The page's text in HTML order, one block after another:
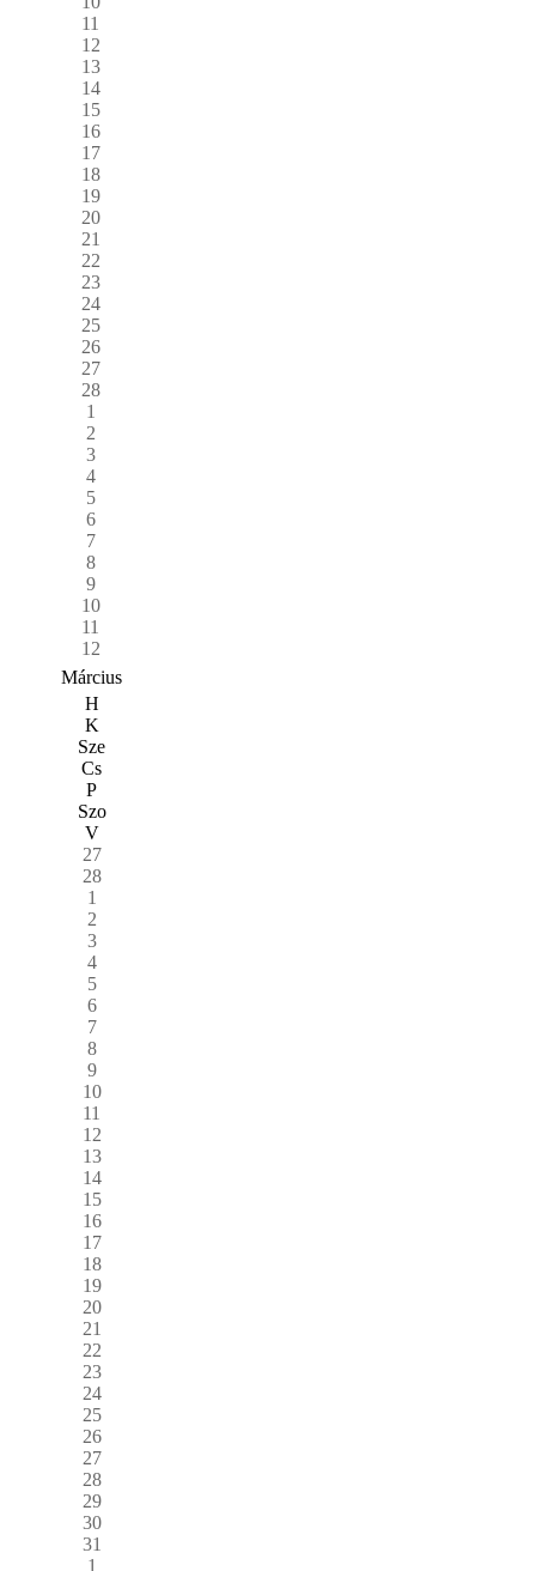
11
12
13
14
15
16
17
18
19
20
21
22
23
24
25
26
27
28
1
2
3
4
5
6
7
8
9
10
11
12
Március
H
K
Sze
Cs
P
Szo
V
27
28
1
2
3
4
5
6
7
8
9
10
11
12
13
14
15
16
17
18
19
20
21
22
23
24
25
26
27
28
29
30
31
1